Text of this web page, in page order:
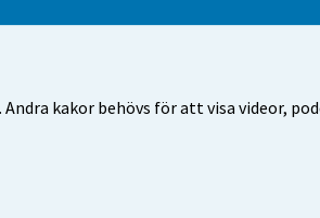
kakor behövs för att visa videor,